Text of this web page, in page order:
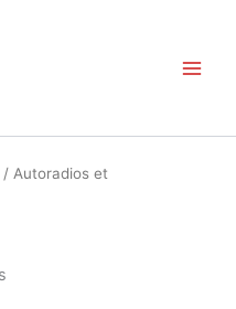
/ Autoradios et